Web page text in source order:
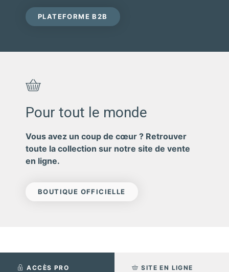
PLATEFORME B2B
Pour tout le monde
Vous avez un coup de cœur ? Retrouver
toute la collection sur notre site de vente
en ligne.
BOUTIQUE OFFICIELLE
ACCÈS PRO SITE EN LIGNE